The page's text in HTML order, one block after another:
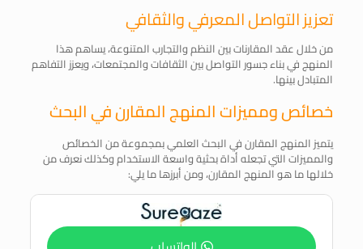
تعزيز التواصل المعرفي والثقافي
من خلال عقد المقارنات بين النظم والتجارب المتنوعة، يساهم هذا
المنهج في بناء جسور التواصل بين الثقافات والمجتمعات، ويعزز التفاهم
المتبادل بينها.
خصائص ومميزات المنهج المقارن في البحث
يتميز المنهج المقارن في البحث العلمي بمجموعة من الخصائص
والمميزات التي تجعله أداة بحثية واسعة الاستخدام وكذلك نعرف من
خلالها ما هو المنهج المقارن، ومن أبرزها ما يلي: